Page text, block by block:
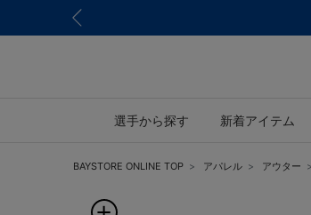
選手から探す 新着アイテム
BAYSTORE ONLINE TOP アパレル アウター